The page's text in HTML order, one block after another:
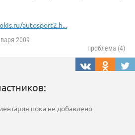
autosport2.h...
2009
проблема (4)
пока не добавлено